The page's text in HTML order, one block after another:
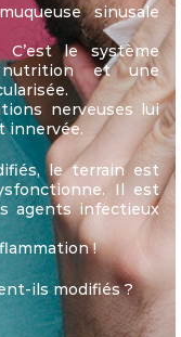
sinusale
le système
et une
nerveuses lui
innervée.
le terrain est
Il est
agents infectieux
!
ils modifiés ?